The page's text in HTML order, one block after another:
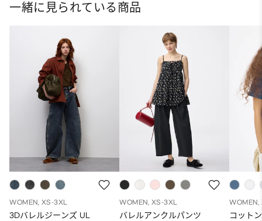
一緒に見られている商品
WOMEN, XS-3XL
3Dバレルジーンズ UL
WOMEN, XS-3XL
バレルアンクルパンツ
WOMEN,
コット